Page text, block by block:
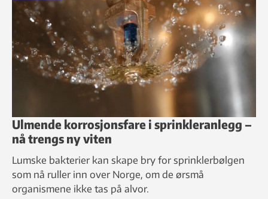
Ulmende korrosjonsfare i sprinkleranlegg –
nå trengs ny viten
Lumske bakterier kan skape bry for sprinklerbølgen
som nå ruller inn over Norge, om de ørsmå
organismene ikke tas på alvor.